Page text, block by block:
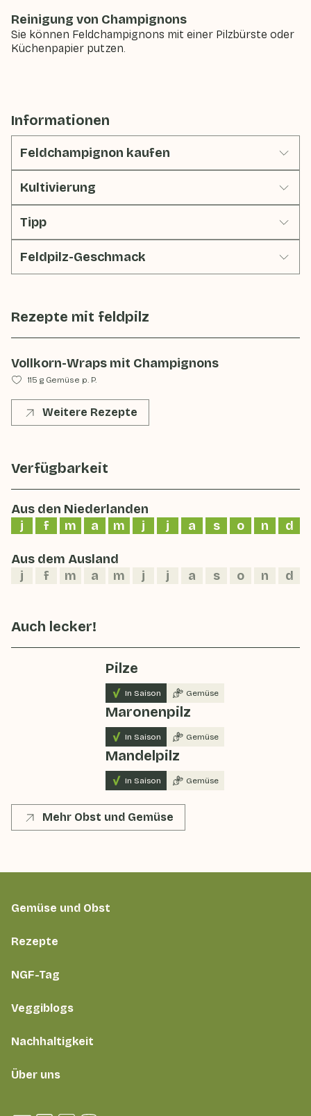
Reinigung von Champignons
Sie können Feldchampignons mit einer Pilzbürste oder
Küchenpapier putzen.
Informationen
Feldchampignon kaufen
Kultivierung
Tipp
Feldpilz-Geschmack
Rezepte mit feldpilz
Vollkorn-Wraps mit Champignons
115 g Gemüse p. P.
Weitere Rezepte
Verfügbarkeit
Aus den Niederlanden
j
f m a m j j a s o n d
Aus dem Ausland
j
f m a m j j a s o n d
Auch lecker!
Pilze
In Saison Gemüse
Maronenpilz
In Saison Gemüse
Mandelpilz
In Saison Gemüse
Mehr Obst und Gemüse
Gemüse und Obst
Rezepte
NGF-Tag
Veggiblogs
Nachhaltigkeit
Über uns